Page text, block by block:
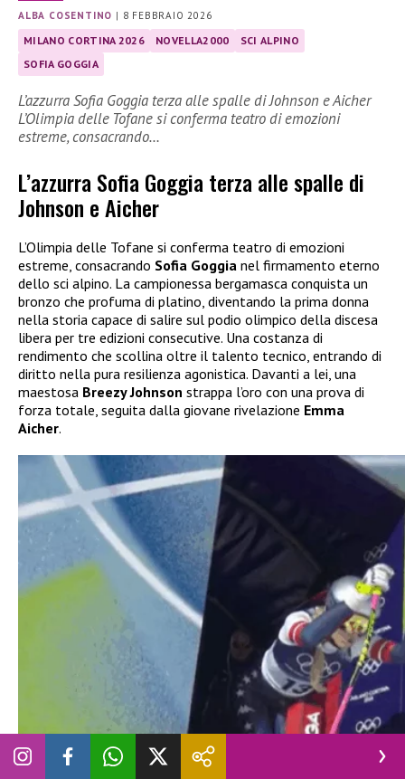
ALBA COSENTINO | 8 FEBBRAIO 2026
MILANO CORTINA 2026 NOVELLA2000
SCI ALPINO
SOFIA GOGGIA
L’azzurra Sofia Goggia terza alle spalle di Johnson e Aicher
L’Olimpia delle Tofane si conferma teatro di emozioni
estreme, consacrando…
L’azzurra Sofia Goggia terza alle spalle di
Johnson e Aicher
L’Olimpia delle Tofane si conferma teatro di emozioni
estreme, consacrando Sofia Goggia nel firmamento eterno
dello sci alpino. La campionessa bergamasca conquista un
bronzo che profuma di platino, diventando la prima donna
nella storia capace di salire sul podio olimpico della discesa
libera per tre edizioni consecutive. Una costanza di
rendimento che scollina oltre il talento tecnico, entrando di
diritto nella pura resilienza agonistica. Davanti a lei, una
maestosa Breezy Johnson strappa l’oro con una prova di
forza totale, seguita dalla giovane rivelazione Emma
Aicher.